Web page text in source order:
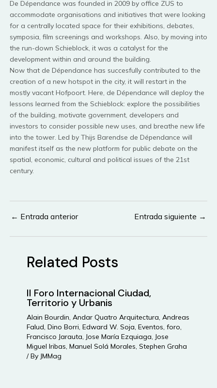
De Dépendance was founded in 2009 by office ZUS to
accommodate organisations and initiatives that were looking
for a centrally located space for their exhibitions, debates,
symposia, film screenings and workshops. Also, by moving into
the run-down Schieblock, it was a catalyst for the
development within and around the building.
Now that de Dépendance has succesfully contributed to the
creation of a new hotspot in the city, it will restart in the
mostly vacant Hofpoort. Here, de Dépendance will deploy the
lessons learned from the Schieblock: explore the possibilities
of the building, motivate government, developers and
investors to consider possible new uses, and breathe new life
into the tower. Led by Thijs Barendse de Dépendance will
manifest itself as the new platform for public debate on the
spatial, economic, cultural and political issues of the 21st
century.
Navegación
entradas
← Entrada anterior Entrada siguiente →
Related Posts
II Foro Internacional Ciudad,
Territorio y Urbanis
Alain Bourdin, Andar Quatro Arquitectura, Andreas
Falud, Dino Borri, Edward W. Soja, Eventos, foro,
Francisco Jarauta, Jose María Ezquiaga, Jose
Miguel Iribas, Manuel Solá Morales, Stephen Graha
/ By JMMag